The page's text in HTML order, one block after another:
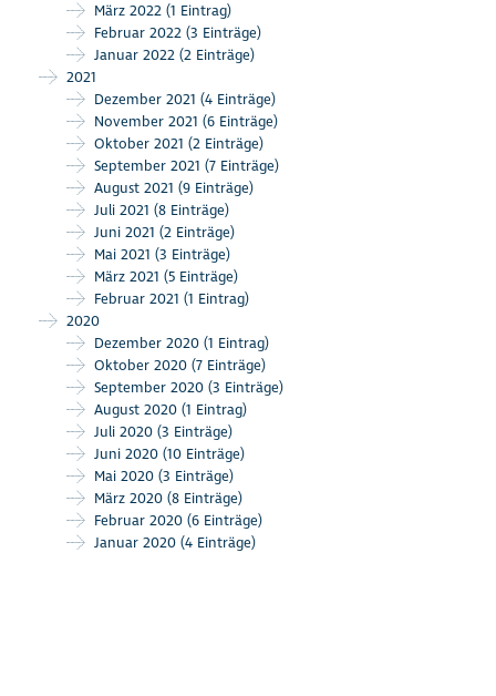
März 2022 (1 Eintrag)
Februar 2022 (3 Einträge)
Januar 2022 (2 Einträge)
2021
Dezember 2021 (4 Einträge)
November 2021 (6 Einträge)
Oktober 2021 (2 Einträge)
September 2021 (7 Einträge)
August 2021 (9 Einträge)
Juli 2021 (8 Einträge)
Juni 2021 (2 Einträge)
Mai 2021 (3 Einträge)
März 2021 (5 Einträge)
Februar 2021 (1 Eintrag)
2020
Dezember 2020 (1 Eintrag)
Oktober 2020 (7 Einträge)
September 2020 (3 Einträge)
August 2020 (1 Eintrag)
Juli 2020 (3 Einträge)
Juni 2020 (10 Einträge)
Mai 2020 (3 Einträge)
März 2020 (8 Einträge)
Februar 2020 (6 Einträge)
Januar 2020 (4 Einträge)